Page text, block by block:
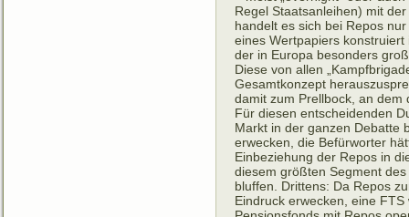
Regel Staatsanleihen) mit
handelt es sich bei Repos
eines Wertpapiers
der in Europa besonders
Diese von allen
Gesamtkonzept
damit zum Prellbock, an dem
Für diesen entscheidenden
Markt in der ganzen Debatte
erwecken, die Befürworter
Einbeziehung der Repos in
diesem größten Segment
bluffen. Drittens: Da Repos
Eindruck erwecken, eine